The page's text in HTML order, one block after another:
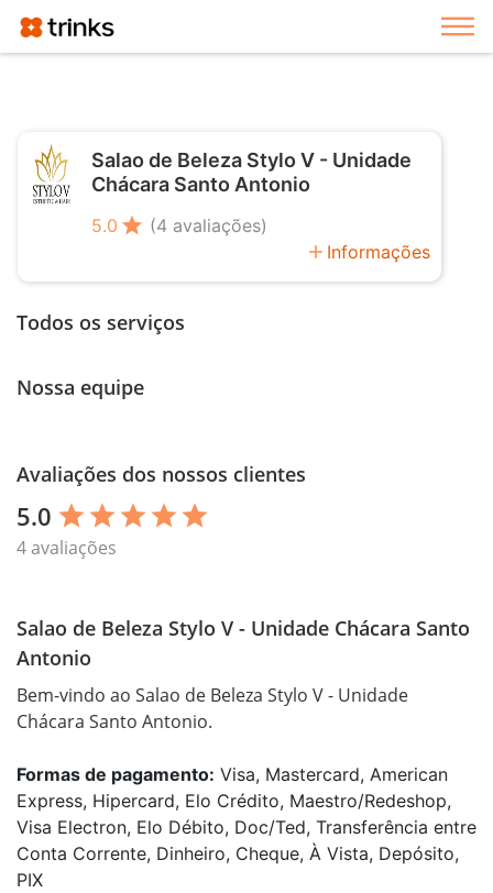
Salao de Beleza Stylo V - Unidade
Chácara Santo Antonio
5.0 star (4 avaliações)
add Informações
Todos os serviços
Nossa equipe
Avaliações dos nossos clientes
5.0 star star star star star
4 avaliações
Salao de Beleza Stylo V - Unidade Chácara Santo
Antonio
Bem-vindo ao Salao de Beleza Stylo V - Unidade
Chácara Santo Antonio.
Formas de pagamento: Visa, Mastercard, American
Express, Hipercard, Elo Crédito, Maestro/Redeshop,
Visa Electron, Elo Débito, Doc/Ted, Transferência entre
Conta Corrente, Dinheiro, Cheque, À Vista, Depósito,
PIX